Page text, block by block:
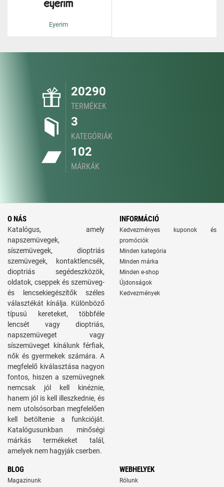
Eyerim
20290
TERMÉKEK
3
KATEGÓRIÁK
102
MÁRKÁK
O NÁS
Katalógus, amely
napszemüvegek,
síszemüvegek, dioptriás
szemüvegek, kontaktlencsék,
dioptriás segédeszközök,
oldatok, cseppek és szemüveg-
és lencsekiegészítők széles
választékát kínálja. Különböző
típusú kereteket, többféle
lencsét vagy dioptriás,
napszemüveget vagy
síszemüveget kínálunk férfiak,
nők és gyermekek számára. A
megfelelő kiválasztása nagyon
fontos, hiszen a szemüvegnek
nemcsak jól kell kinéznie,
hanem jól is kell illeszkednie, és
nem utolsósorban megfelelően
kell betöltenie a funkcióját.
Katalógusunkban minőségi
márkás termékeket talál,
amelyek nem hagyják cserben.
INFORMÁCIÓ
Kedvezményes kuponok és
promóciók
Minden kategória
Minden márka
Minden e-shop
Újdonságok
Kedvezmények
BLOG
Magazinunk
WEBHELYEK
Rólunk